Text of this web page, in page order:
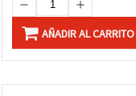
AÑADIR AL CARRITO